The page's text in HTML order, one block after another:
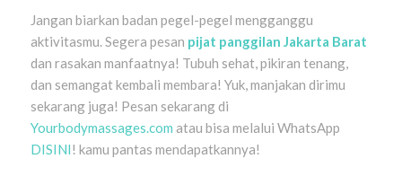
Jangan biarkan badan pegel-pegel mengganggu
aktivitasmu. Segera pesan pijat panggilan Jakarta Barat
dan rasakan manfaatnya! Tubuh sehat, pikiran tenang,
dan semangat kembali membara! Yuk, manjakan dirimu
sekarang juga! Pesan sekarang di
Yourbodymassages.com atau bisa melalui WhatsApp
DISINI! kamu pantas mendapatkannya!